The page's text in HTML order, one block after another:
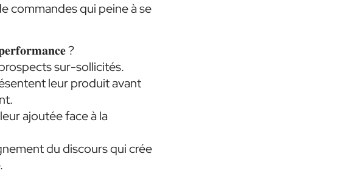
commandes qui peine à se
?
sur-sollicités.
leur produit avant
ajoutée face à la
du discours qui crée